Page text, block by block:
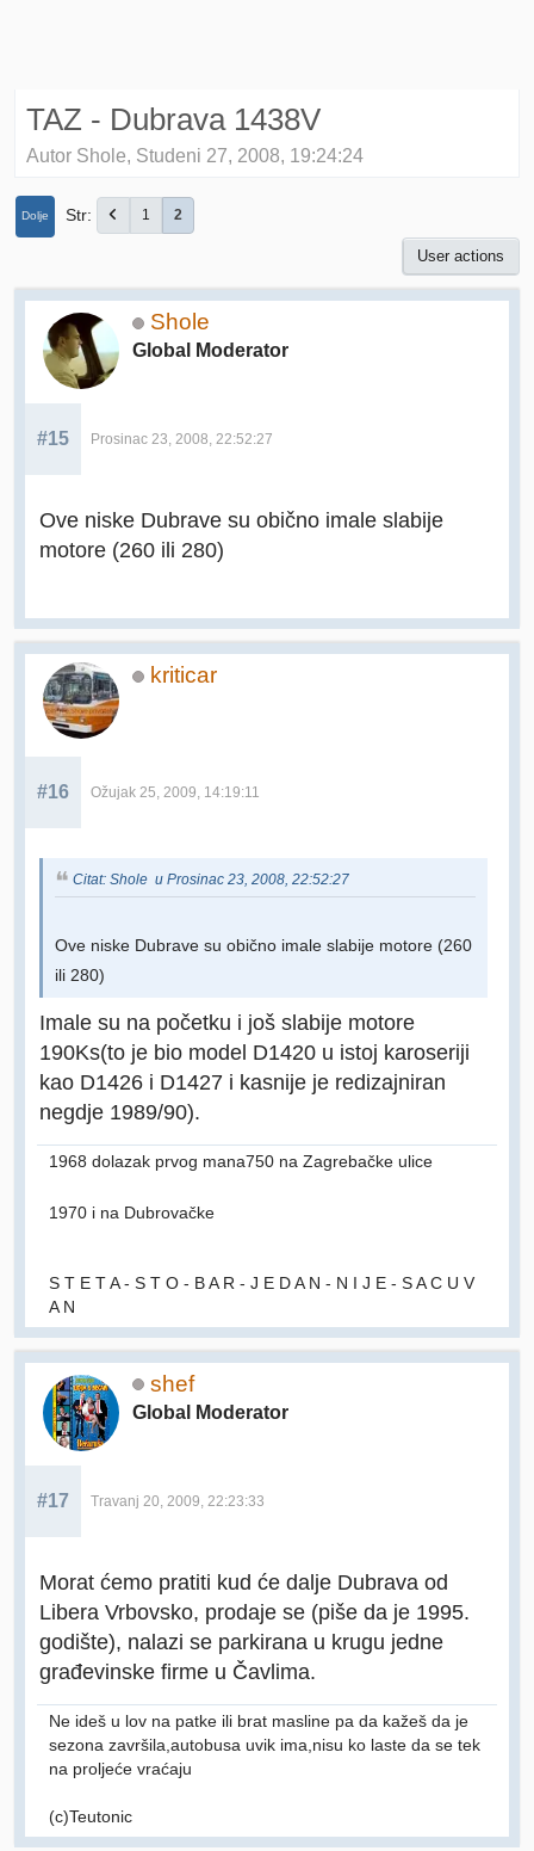
TAZ - Dubrava 1438V
Autor Shole, Studeni 27, 2008, 19:24:24
Dolje Str 1 2
User actions
Shole
Global Moderator
#15 Prosinac 23, 2008, 22:52:27
Ove niske Dubrave su obično imale slabije
motore (260 ili 280)
kriticar
#16 Ožujak 25, 2009, 14:19:11
Citat: Shole u Prosinac 23, 2008, 22:52:27
Ove niske Dubrave su obično imale slabije motore (260
ili 280)
Imale su na početku i još slabije motore
190Ks(to je bio model D1420 u istoj karoseriji
kao D1426 i D1427 i kasnije je redizajniran
negdje 1989/90).
1968 dolazak prvog mana750 na Zagrebačke ulice
1970 i na Dubrovačke
S T E T A - S T O - B A R - J E D A N - N I J E - S A C U V
A N
shef
Global Moderator
#17 Travanj 20, 2009, 22:23:33
Morat ćemo pratiti kud će dalje Dubrava od
Libera Vrbovsko, prodaje se (piše da je 1995.
godište), nalazi se parkirana u krugu jedne
građevinske firme u Čavlima.
Ne ideš u lov na patke ili brat masline pa da kažeš da je
sezona završila,autobusa uvik ima,nisu ko laste da se tek
na proljeće vraćaju
(c)Teutonic